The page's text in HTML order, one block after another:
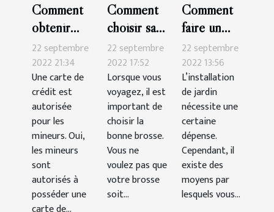
Comment
obtenir
une carte
de crédit
pour
mineur ?
22 septembre
2022 21:34
Une carte de
crédit est
autorisée
pour les
mineurs. Oui,
les mineurs
sont
autorisés à
posséder une
Comment
choisir sa
brosse à
cheveux
pour les
voyages ?
22 septembre
2022 17:52
Lorsque vous
voyagez, il est
important de
choisir la
bonne brosse.
Vous ne
voulez pas que
votre brosse
soit...
Comment
faire un
beau jardin
pas cher ?
22 septembre
2022 13:56
L’installation
de jardin
nécessite une
certaine
dépense.
Cependant, il
existe des
moyens par
lesquels vous...